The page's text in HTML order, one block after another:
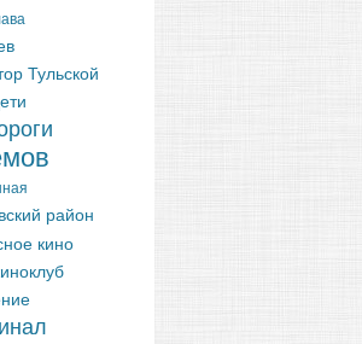
Тульской
район
кино